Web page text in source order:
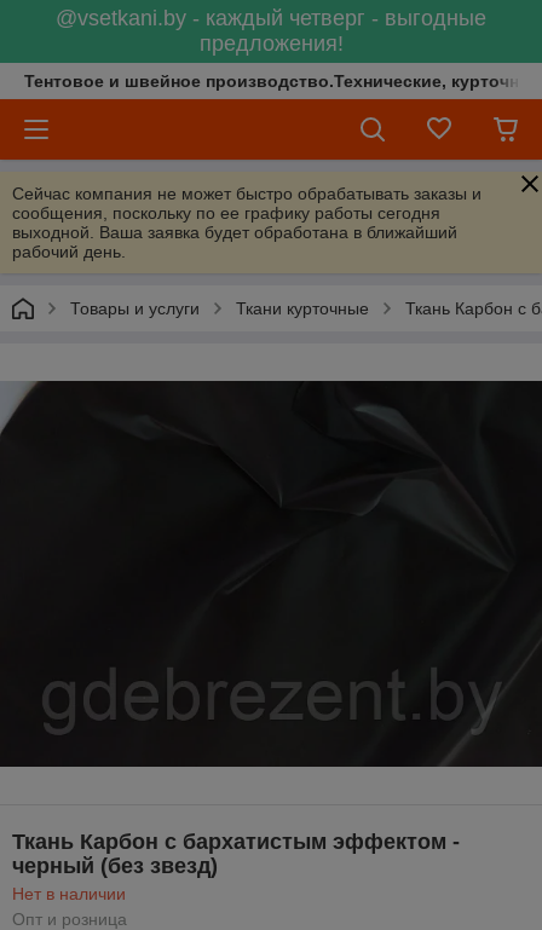
@vsetkani.by - каждый четверг - выгодные
предложения!
Тентовое и швейное производство.Технические,
Сейчас компания не может быстро обрабатывать заказы и
сообщения, поскольку по ее графику работы сегодня
выходной. Ваша заявка будет обработана в ближайший
рабочий день.
Товары и услуги Ткани курточные Ткань Карбон с
Ткань Карбон с бархатистым эффектом -
черный (без звезд)
Нет в наличии
Опт и розница